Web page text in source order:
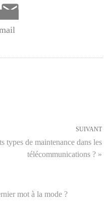
SUIVANT
types de maintenance dans les
télécommunications ? »
mot à la mode ?